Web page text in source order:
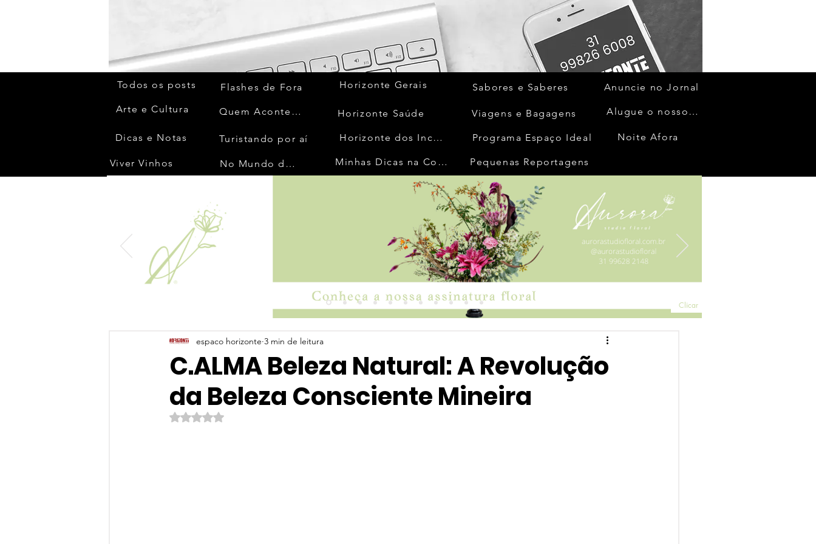
Todos os posts
Arte e Cultura
Dicas e Notas
Viver Vinhos
Flashes de Fora
Quem Acontece
Turistando por aí
No Mundo da Moda
Horizonte Gerais
Horizonte Saúde
Horizonte dos Inconfidentes
Minhas Dicas na Cozinha
Sabores e Saberes
Viagens e Bagagens
Programa Espaço Ideal
Anuncie no Jornal
Alugue o nosso espaço
Noite Afora
Pequenas Reportagens
Clicar
C.ALMA Beleza Natural: A Revolução
da Beleza Consciente Mineira
espaco horizonte 3 min de leitura
Avaliado com NaN de 5 estrelas.